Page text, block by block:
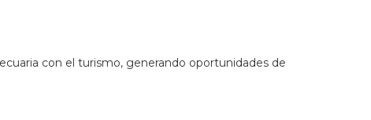
con el turismo, generando oportunidades de